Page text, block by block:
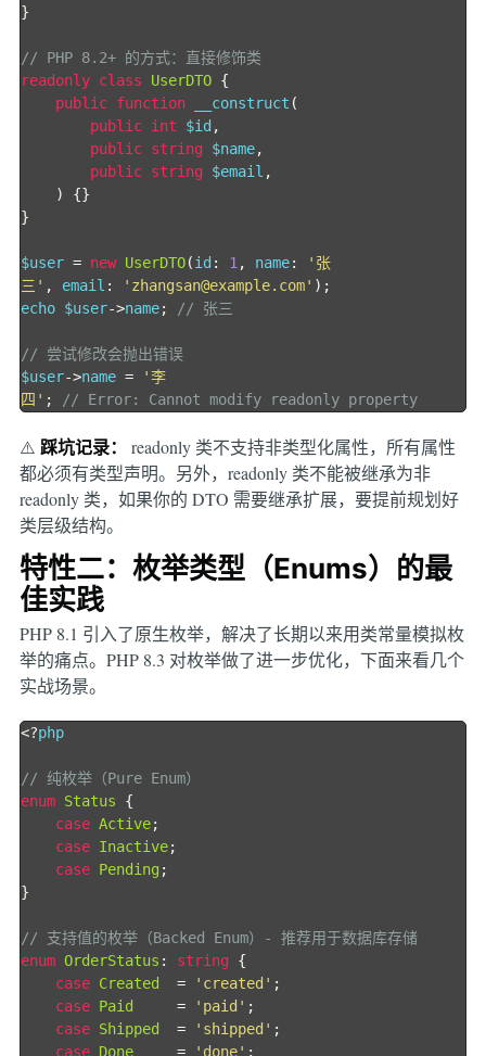
}
// PHP 8.2+ 的方式：直接修饰类
readonly class UserDTO {
public function __construct (
public int $id ,
public string $name,
public string $email ,
)
{}
}
$user = new UserDTO(id : 1 , name:
'张
三' , email : 'zhangsan@example.com' );
echo $user->name; // 张三
// 尝试修改会抛出错误
$user->name =
'李
四' ; // Error: Cannot modify readonly property
⚠️ 踩坑记录：
readonly 类不支持非类型化属性，所有属性
都必须有类型声明。另外，readonly 类不能被继承为非
readonly 类，如果你的 DTO 需要继承扩展，要提前规划好
类层级结构。
特性二：枚举类型（Enums）的最
佳实践
PHP 8.1 引入了原生枚举，解决了长期以来用类常量模拟枚
举的痛点。PHP 8.3 对枚举做了进一步优化，下面来看几个
实战场景。
<?php
// 纯枚举（Pure Enum）
enum Status
{
case Active;
case Inactive;
case Pending ;
}
// 支持值的枚举（Backed Enum）- 推荐用于数据库存储
enum OrderStatus : string
{
case Created = 'created' ;
case Paid = 'paid' ;
case Shipped = 'shipped' ;
case Done = 'done' ;